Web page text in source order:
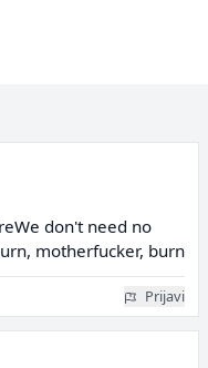
don't need no
motherfucker, burn
Prijavi